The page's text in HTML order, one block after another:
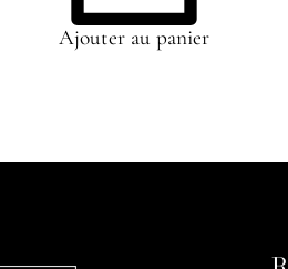
Ajouter au panier